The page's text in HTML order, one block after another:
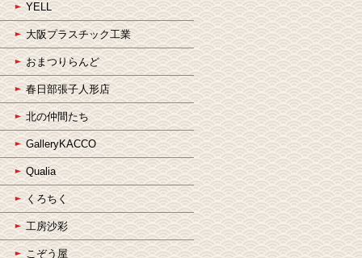
YELL
大阪プラスチック工業
おまつりらんど
春日部張子人形店
北の仲間たち
GalleryKACCO
Qualia
くろちく
工房沙彩
こぞう屋